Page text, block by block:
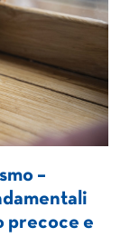
–
precoce e